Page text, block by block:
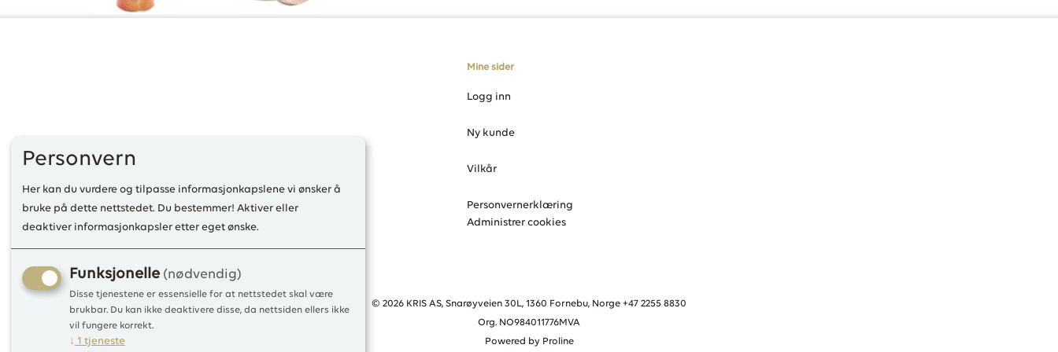
Mine sider
Logg inn
Ny kunde
Vilkår
Personvernerklæring
Administrer cookies
© 2026 KRIS AS, Snarøyveien 30L, 1360 Fornebu, Norge +47 2255 8830
Org. NO984011776MVA
Powered by Proline
Personvern
Her kan du vurdere og tilpasse informasjonkapslene vi ønsker å
bruke på dette nettstedet. Du bestemmer! Aktiver eller
deaktiver informasjonkapsler etter eget ønske.
Funksjonelle (nødvendig)
Disse tjenestene er essensielle for at nettstedet skal være
brukbar. Du kan ikke deaktivere disse, da nettsiden ellers ikke
vil fungere korrekt.
↓ 1 tjeneste